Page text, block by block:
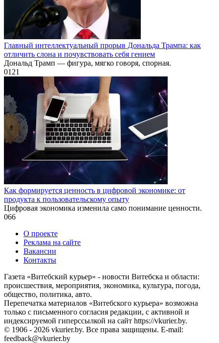
Главный интеллектуальный прорыв Дональда Трампа: как
отличить слона и почувствовать себя гением
Дональд Трамп — фигура, мягко говоря, спорная.
0121
Как формируется ценность в цифровой экономике: от
продукта к пользовательскому опыту
Цифровая экономика изменила само понимание ценности.
066
О проекте
Реклама на сайте
Вакансии
Контакты
Газета «Витебский курьер» - новости Витебска и области:
происшествия, мероприятия, экономика, культура, погода,
общество, политика, авто.
Перепечатка материалов «Витебского курьера» возможна
только с письменного согласия редакции, с активной и
индексируемой гиперссылкой на сайт https://vkurier.by.
© 1906 - 2026 vkurier.by. Все права защищены. E-mail:
feedback@vkurier.by